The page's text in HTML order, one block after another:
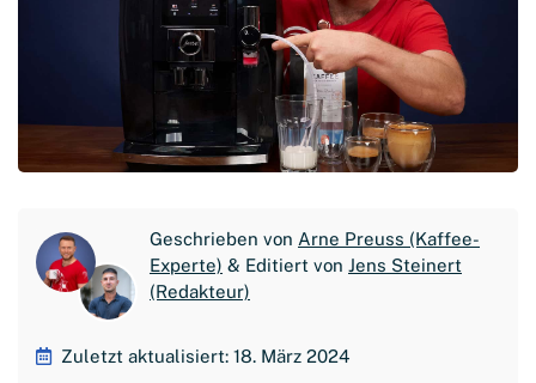
Geschrieben von Arne Preuss (Kaffee-
Experte) & Editiert von Jens Steinert
(Redakteur)
Zuletzt aktualisiert: 18. März 2024